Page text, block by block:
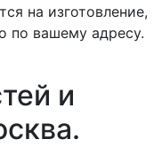
на изготовление,
по вашему адресу.
и